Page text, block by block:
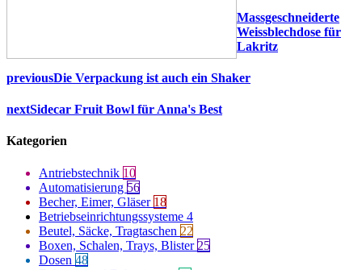
Massgeschneiderte
Weissblechdose für
Lakritz
previousDie Verpackung ist auch ein Shaker
nextSidecar Fruit Bowl für Anna's Best
Kategorien
Antriebstechnik 10
Automatisierung 56
Becher, Eimer, Gläser 18
Betriebseinrichtungssysteme 4
Beutel, Säcke, Tragtaschen 22
Boxen, Schalen, Trays, Blister 25
Dosen 48